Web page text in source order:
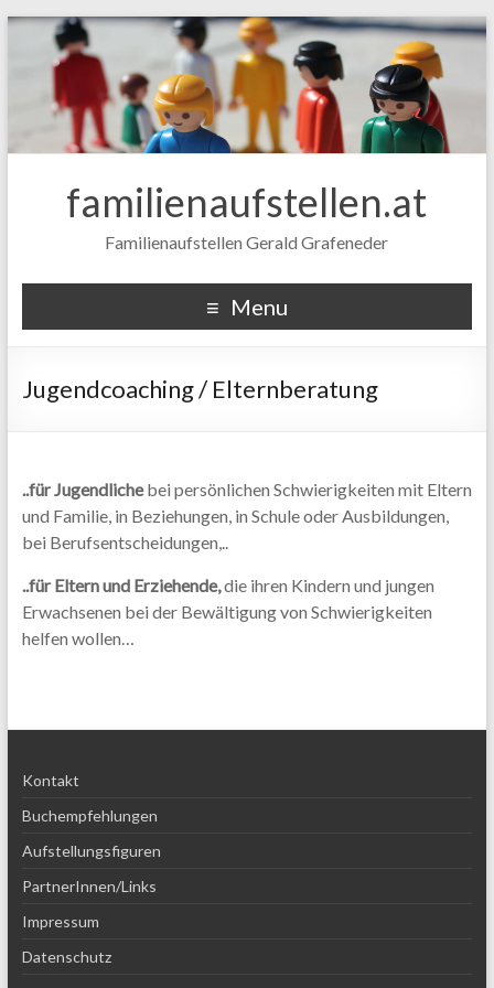
familienaufstellen.at
Familienaufstellen Gerald Grafeneder
Menu
Jugendcoaching / Elternberatung
..für Jugendlichebei persönlichen Schwierigkeiten mit Eltern
und Familie, in Beziehungen, in Schule oder Ausbildungen,
bei Berufsentscheidungen,..
..für Eltern und Erziehende,die ihren Kindern und jungen
Erwachsenen bei der Bewältigung von Schwierigkeiten
helfen wollen…
Kontakt
Buchempfehlungen
Aufstellungsfiguren
PartnerInnen/Links
Impressum
Datenschutz